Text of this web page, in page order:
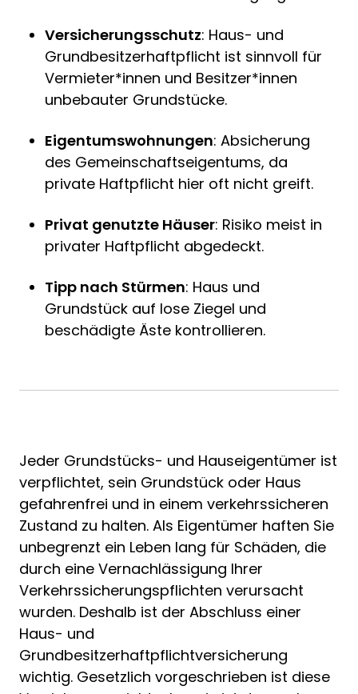
Versicherungsschutz: Haus- und
Grundbesitzerhaftpflicht ist sinnvoll für
Vermieter*innen und Besitzer*innen
unbebauter Grundstücke.
Eigentumswohnungen: Absicherung
des Gemeinschaftseigentums, da
private Haftpflicht hier oft nicht greift.
Privat genutzte Häuser: Risiko meist in
privater Haftpflicht abgedeckt.
Tipp nach Stürmen: Haus und
Grundstück auf lose Ziegel und
beschädigte Äste kontrollieren.
Jeder Grundstücks- und Hauseigentümer ist
verpflichtet, sein Grundstück oder Haus
gefahrenfrei und in einem verkehrssicheren
Zustand zu halten. Als Eigentümer haften Sie
unbegrenzt ein Leben lang für Schäden, die
durch eine Vernachlässigung Ihrer
Verkehrssicherungspflichten verursacht
wurden. Deshalb ist der Abschluss einer
Haus- und
Grundbesitzerhaftpflichtversicherung
wichtig. Gesetzlich vorgeschrieben ist diese